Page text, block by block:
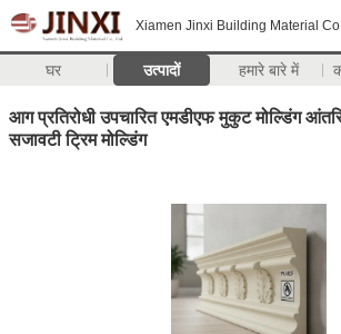
Xiamen Jinxi Building Material
घर उत्पादों हमारे बारे में
आग प्रतिरोधी उपचारित एमडीएफ मुकुट मोल्डिंग
सजावटी ट्रिम मोल्डिंग